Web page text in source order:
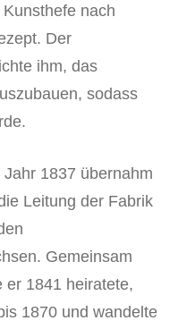
nach
Der
ihm, das
sodass
1837 übernahm
Leitung der Fabrik
Gemeinsam
er 1841 heiratete,
1870 und wandelte